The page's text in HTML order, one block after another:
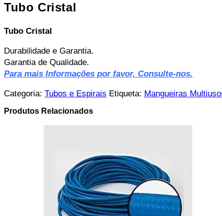
Tubo Cristal
Tubo Cristal
Durabilidade e Garantia.
Garantia de Qualidade.
Para mais Informações por favor, Consulte-nos.
Categoria: Tubos e Espirais Etiqueta: Mangueiras
Produtos Relacionados